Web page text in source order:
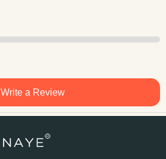
Write a Review